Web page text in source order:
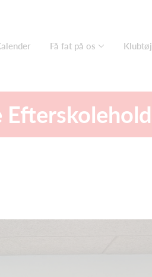
Få fat på os Klubtøj
Efterskolehold